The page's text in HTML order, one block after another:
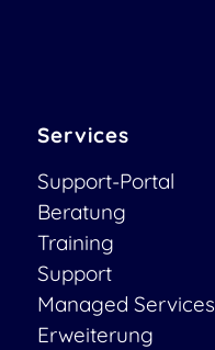
Services
Support-Portal
Beratung
Training
Support
Managed Services
Erweiterung